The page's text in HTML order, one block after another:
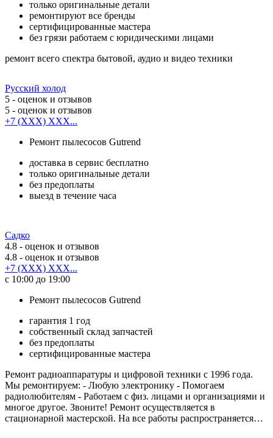
только оригинальные детали
ремонтируют все бренды
сертифицированные мастера
без грязи работаем с юридическими лицами
ремонт всего спектра бытовой, аудио и видео техники
Русский холод
5 - оценок и отзывов
5 - оценок и отзывов
+7 (XXX) XXX...
Ремонт пылесосов Gutrend
доставка в сервис бесплатно
только оригинальные детали
без предоплаты
выезд в течение часа
Садко
4.8 - оценок и отзывов
4.8 - оценок и отзывов
+7 (XXX) XXX...
с 10:00 до 19:00
Ремонт пылесосов Gutrend
гарантия 1 год
собственный склад запчастей
без предоплаты
сертифицированные мастера
Ремонт радиоаппаратуры и цифровой техники с 1996 года.
Мы ремонтируем: - Любую электронику - Помогаем
радиолюбителям - Работаем с физ. лицами и организациями и
многое другое. Звоните! Ремонт осуществляется в
стационарной мастерской. На все работы распространяется…